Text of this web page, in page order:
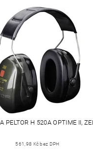
PELTOR H 520A OPTIME II,
561,98 Kč bez DPH